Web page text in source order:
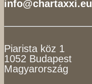
info@chartaxxi.eu
Piarista köz 1
1052 Budapest
Magyarország